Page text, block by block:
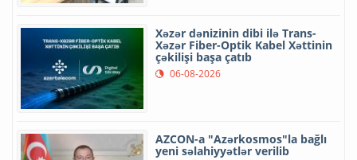
Xəzər dənizinin dibi ilə Trans-
Xəzər Fiber-Optik Kabel Xəttinin
çəkilişi başa çatıb
06-08-2026
AZCON-a "Azərkosmos"la bağlı
yeni səlahiyyətlər verilib